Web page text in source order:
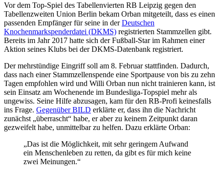
Vor dem Top-Spiel des Tabellenvierten RB Leipzig gegen den
Tabellenzweiten Union Berlin bekam Orban mitgeteilt, dass es einen
passenden Empfänger für seine in derDeutschen
Knochenmarkspenderdatei (DKMS) registrierten Stammzellen gibt.
Bereits im Jahr 2017 hatte sich der Fußball-Star im Rahmen einer
Aktion seines Klubs bei der DKMS-Datenbank registriert.
Der mehrstündige Eingriff soll am 8. Februar stattfinden. Dadurch,
dass nach einer Stammzellenspende eine Sportpause von bis zu zehn
Tagen empfohlen wird und Willi Orban nun nicht trainieren kann, ist
sein Einsatz am Wochenende im Bundesliga-Topspiel mehr als
ungewiss. Seine Hilfe abzusagen, kam für den RB-Profi keinesfalls
ins Frage. Gegenüber BILD erklärte er, dass ihn die Nachricht
zunächst „überrascht“ habe, er aber zu keinem Zeitpunkt daran
gezweifelt habe, unmittelbar zu helfen. Dazu erklärte Orban:
„Das ist die Möglichkeit, mit sehr geringem Aufwand
ein Menschenleben zu retten, da gibt es für mich keine
zwei Meinungen.“